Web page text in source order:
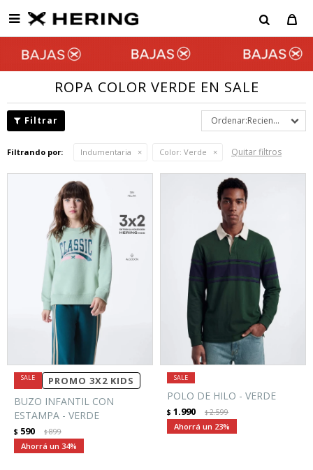

ROPA COLOR VERDE EN SALE
Recientes
Filtrando por: Indumentaria Color: Verde Quitar filtros
PROMO 3X2 KIDS
BUZO INFANTIL CON
ESTAMPA - VERDE
$ 590 $899
34
POLO DE HILO - VERDE
$ 1.990 $2.599
23